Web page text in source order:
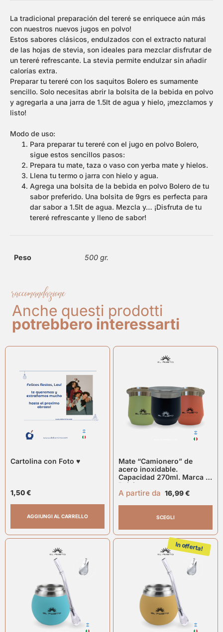
La tradicional preparación del tereré se enriquece aún más
con nuestros nuevos jugos en polvo!
Estos sabores clásicos, endulzados con el extracto natural
de las hojas de stevia, son ideales para mezclar disfrutar de
un tereré refrescante. La stevia permite endulzar sin añadir
calorías extra.
Preparar tu tereré con los saquitos Bolero es sumamente
sencillo. Solo necesitas abrir la bolsita de la bebida en polvo
y agregarla a una jarra de 1.5lt de agua y hielo, ¡mezclamos y
listo!
Modo de uso:
Para preparar tu tereré con el jugo en polvo Bolero,
sigue estos sencillos pasos:
Prepara tu mate, taza o vaso con yerba mate y hielos.
Llena tu termo o jarra con hielo y agua.
Agrega una bolsita de la bebida en polvo Bolero de tu
sabor preferido. Una bolsita de 9grs es perfecta para
dar sabor a 1.5lt de agua. Mezcla y… ¡Disfruta de tu
tereré refrescante y lleno de sabor!
Peso 500 gr.
raccomandazione
Anche questi prodotti
potrebbero interessarti
Cartolina con Foto ♥
1,50€
AGGIUNGI AL CARRELLO
Mate “Camionero” de
acero inoxidable.
Capacidad 270ml. Marca El
Paisito
A partire da 16,99€
SCEGLI
In offerta!